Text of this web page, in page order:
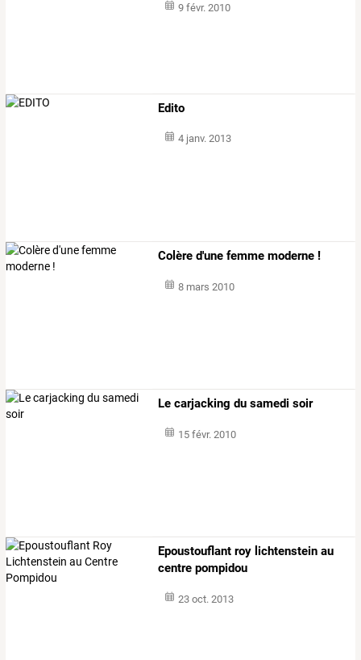
9 févr. 2010
Edito
4 janv. 2013
Colère d'une femme moderne !
8 mars 2010
Le carjacking du samedi soir
15 févr. 2010
Epoustouflant roy lichtenstein au
centre pompidou
23 oct. 2013